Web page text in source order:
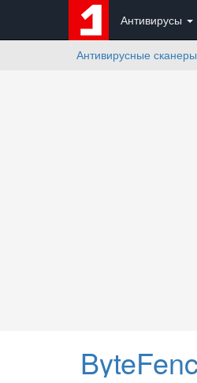
Антивирусы
Антивирусные сканеры